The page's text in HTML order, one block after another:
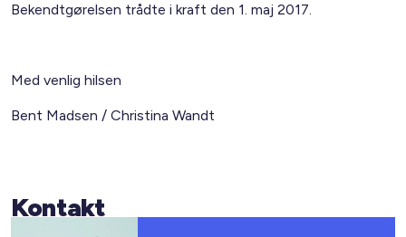
Bekendtgørelsen trådte i kraft den 1. maj 2017.
Med venlig hilsen
Bent Madsen / Christina Wandt
Kontakt